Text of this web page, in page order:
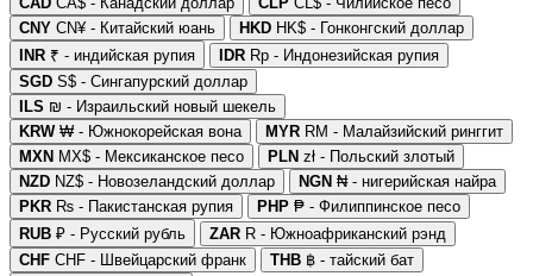
CNY CN¥ - Китайский юань HKD HK$ - Гонконгский доллар
INR ₹ - индийская рупия IDR Rp - Индонезийская рупия
SGD S$ - Сингапурский доллар
ILS ₪ - Израильский новый шекель
KRW₩ - Южнокорейская вона MYR RM - Малайзийский ринггит
MXN MX$ - Мексиканское песо PLN zł - Польский злотый
NZD NZ$ - Новозеландский доллар NGN ₦ - нигерийская найра
PKR ₨ - Пакистанская рупия PHP ₱ - Филиппинское песо
RUB ₽ - Русский рубль ZAR R - Южноафриканский рэнд
CHF CHF - Швейцарский франк THB ฿ - тайский бат